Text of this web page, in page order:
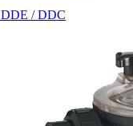
/ DDC